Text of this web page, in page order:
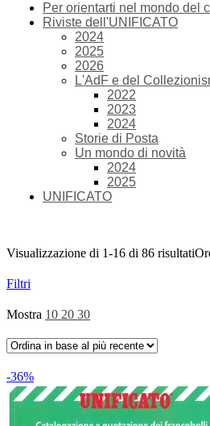
Per orientarti nel mondo del
Riviste dell'UNIFICATO
2024
2025
2026
L'AdF e del
2022
2023
2024
Storie di Posta
Un mondo di novità
2024
2025
UNIFICATO
Visualizzazione di 1-16 di 86 risultati
Filtri
Mostra 10 20 30
-36%